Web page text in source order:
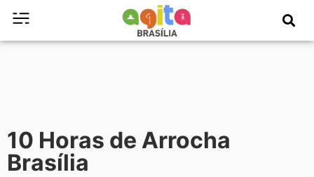
10 Horas de Arrocha
Brasília